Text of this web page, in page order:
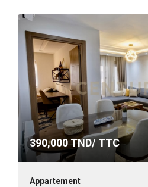
390,000 TND/ TTC
Appartement